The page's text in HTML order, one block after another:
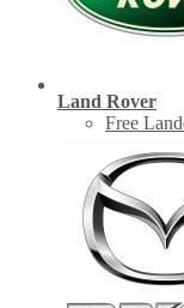
Land Rover
Free